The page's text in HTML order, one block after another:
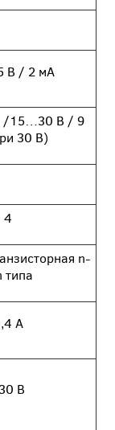
В / 2 мА
/15…30 В / 9
30 В)
4
n-
типа
А
В